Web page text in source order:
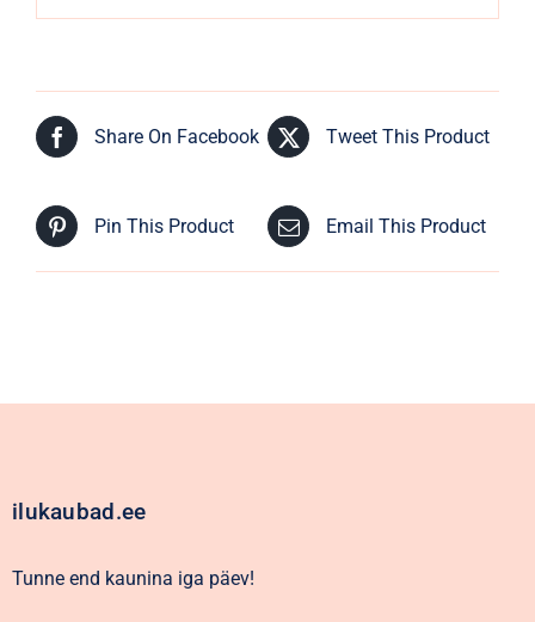
Share On Facebook Tweet This Product
Pin This Product Email This Product
ilukaubad.ee
Tunne end kaunina iga päev!